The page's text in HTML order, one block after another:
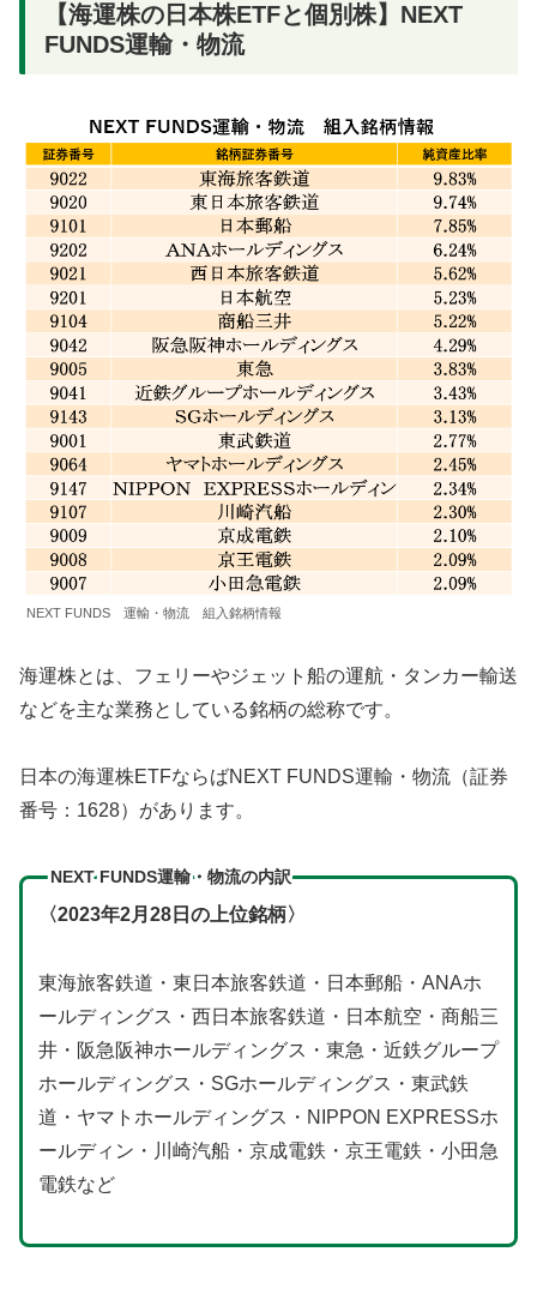
【海運株の日本株ETFと個別株】NEXT
FUNDS運輸・物流
NEXT FUNDS 運輸・物流 組入銘柄情報
海運株とは、フェリーやジェット船の運航・タンカー輸送
などを主な業務としている銘柄の総称です。
日本の海運株ETFならばNEXT FUNDS運輸・物流（証券
番号：1628）があります。
NEXT FUNDS運輸・物流の内訳
〈2023年2月28日の上位銘柄〉
東海旅客鉄道・東日本旅客鉄道・日本郵船・ANAホ
ールディングス・西日本旅客鉄道・日本航空・商船三
井・阪急阪神ホールディングス・東急・近鉄グループ
ホールディングス・SGホールディングス・東武鉄
道・ヤマトホールディングス・NIPPON EXPRESSホ
ールディン・川崎汽船・京成電鉄・京王電鉄・小田急
電鉄など